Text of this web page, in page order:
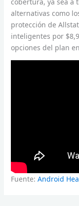
alternativas como
protección de
inteligentes por
opciones del plan
Fuente: Android